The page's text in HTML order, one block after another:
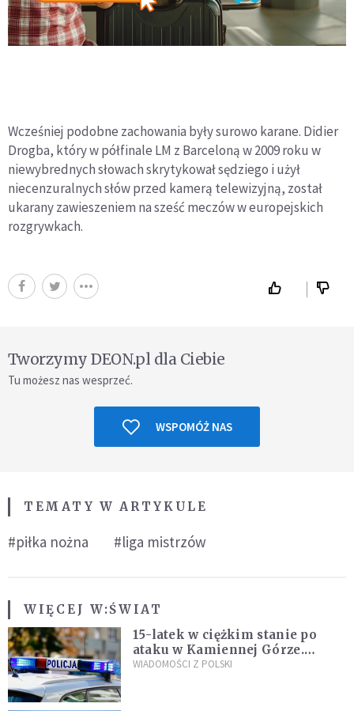
Wcześniej podobne zachowania były surowo karane. Didier
Drogba, który w półfinale LM z Barceloną w 2009 roku w
niewybrednych słowach skrytykował sędziego i użył
niecenzuralnych słów przed kamerą telewizyjną, został
ukarany zawieszeniem na sześć meczów w europejskich
rozgrywkach.
Tworzymy DEON.pl dla Ciebie
Tu możesz nas wesprzeć.
WSPOMÓŻ NAS
TEMATY W ARTYKULE
#piłka nożna #liga mistrzów
WIĘCEJ W:ŚWIAT
15-latek w ciężkim stanie po
ataku w Kamiennej Górze.
Policja zatrzymała dwóch
WIADOMOŚCI Z POLSKI